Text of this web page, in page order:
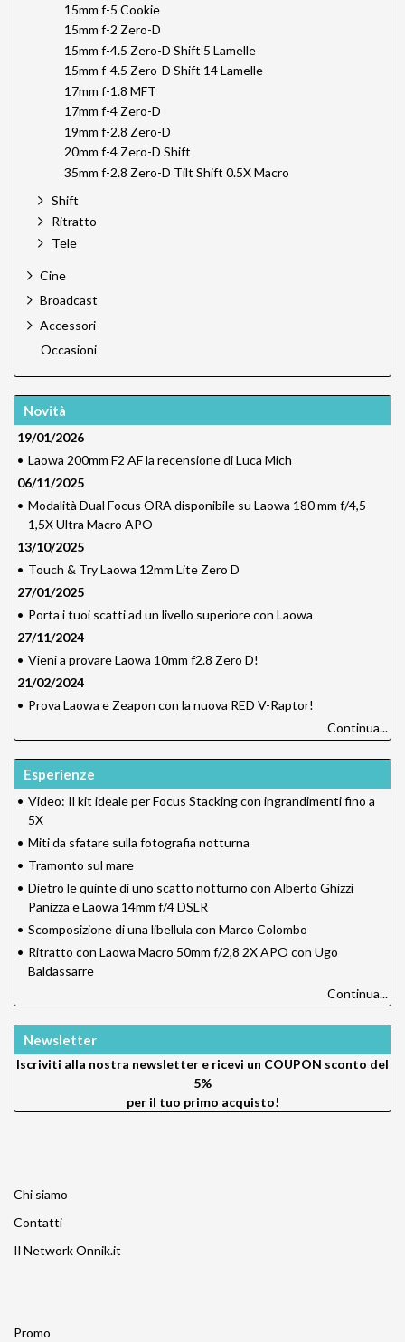
15mm f-5 Cookie
15mm f-2 Zero-D
15mm f-4.5 Zero-D Shift 5 Lamelle
15mm f-4.5 Zero-D Shift 14 Lamelle
17mm f-1.8 MFT
17mm f-4 Zero-D
19mm f-2.8 Zero-D
20mm f-4 Zero-D Shift
35mm f-2.8 Zero-D Tilt Shift 0.5X Macro
Shift
Ritratto
Tele
Cine
Broadcast
Accessori
Occasioni
Novità
19/01/2026
• Laowa 200mm F2 AF la recensione di Luca Mich
06/11/2025
• Modalità Dual Focus ORA disponibile su Laowa 180 mm f/4,5
1,5X Ultra Macro APO
13/10/2025
• Touch & Try Laowa 12mm Lite Zero D
27/01/2025
• Porta i tuoi scatti ad un livello superiore con Laowa
27/11/2024
• Vieni a provare Laowa 10mm f2.8 Zero D!
21/02/2024
• Prova Laowa e Zeapon con la nuova RED V-Raptor!
Continua...
Esperienze
• Video: Il kit ideale per Focus Stacking con ingrandimenti fino a
5X
• Miti da sfatare sulla fotografia notturna
• Tramonto sul mare
• Dietro le quinte di uno scatto notturno con Alberto Ghizzi
Panizza e Laowa 14mm f/4 DSLR
• Scomposizione di una libellula con Marco Colombo
• Ritratto con Laowa Macro 50mm f/2,8 2X APO con Ugo
Baldassarre
Continua...
Newsletter
Iscriviti alla nostra newsletter e ricevi un COUPON sconto del
5%
per il tuo primo acquisto!
Chi siamo
Contatti
Il Network Onnik.it
Promo